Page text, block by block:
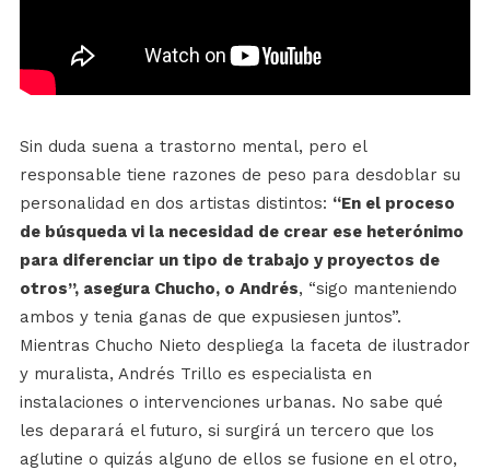
Sin duda suena a trastorno mental, pero el
responsable tiene razones de peso para desdoblar su
personalidad en dos artistas distintos: “En el proceso
de búsqueda vi la necesidad de crear ese heterónimo
para diferenciar un tipo de trabajo y proyectos de
otros”, asegura Chucho, o Andrés, “sigo manteniendo
ambos y tenia ganas de que expusiesen juntos”.
Mientras Chucho Nieto despliega la faceta de ilustrador
y muralista, Andrés Trillo es especialista en
instalaciones o intervenciones urbanas. No sabe qué
les deparará el futuro, si surgirá un tercero que los
aglutine o quizás alguno de ellos se fusione en el otro,